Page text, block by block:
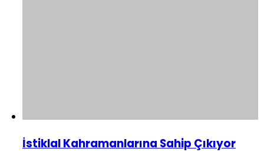
İstiklal Kahramanlarına Sahip Çıkıyor